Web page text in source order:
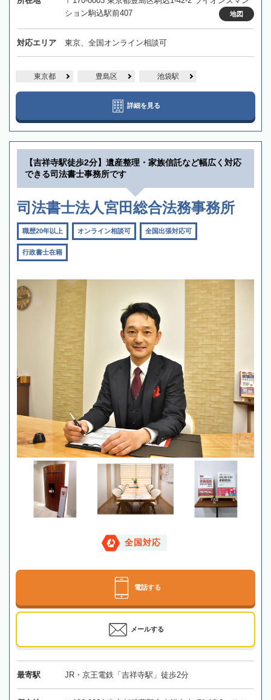
ション駒込駅前407
地図
対応エリア 東京、全国オンライン相談可
東京都 豊島区 池袋駅
詳細を見る
【吉祥寺駅徒歩2分】遺産整理・家族信託など幅広く対応
できる司法書士事務所です
司法書士法人宮田総合法務事務所
職歴20年以上 オンライン相談可 全国出張対応可
行政書士在籍
全国対応
電話する
メールする
最寄駅 JR・京王電鉄「吉祥寺駅」徒歩2分